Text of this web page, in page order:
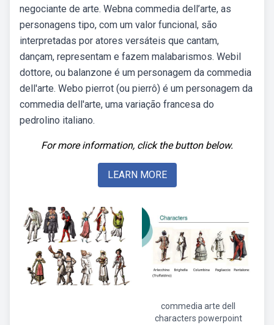
negociante de arte. Webna commedia dell’arte, as
personagens tipo, com um valor funcional, são
interpretadas por atores versáteis que cantam,
dançam, representam e fazem malabarismos. Webil
dottore, ou balanzone é um personagem da commedia
dell'arte. Webo pierrot (ou pierrô) é um personagem da
commedia dell'arte, uma variação francesa do
pedrolino italiano.
For more information, click the button below.
LEARN MORE
commedia arte dell
characters powerpoint